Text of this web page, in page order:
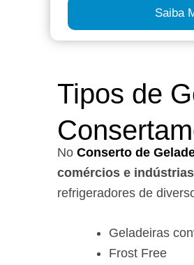
Saiba
Tipos de
No Conserto de
comércios e indústrias
refrigeradores de
Geladeiras
Frost Free